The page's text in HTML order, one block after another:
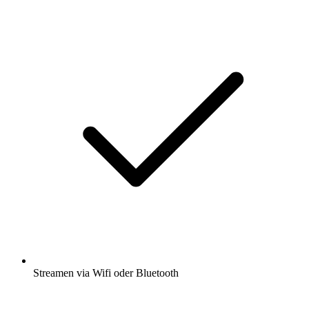
Streamen via Wifi oder Bluetooth